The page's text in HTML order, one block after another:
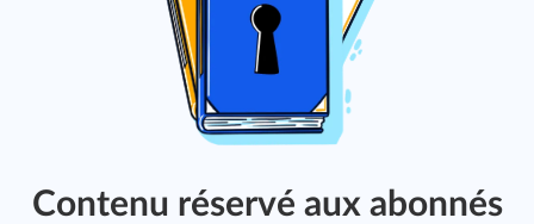
Contenu réservé aux abonnés